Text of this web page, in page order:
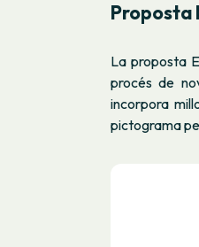
Proposta
La proposta
procés de
incorpora
pictograma